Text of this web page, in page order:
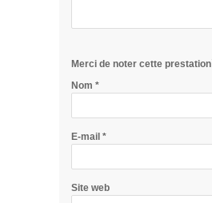
Merci de noter cette prestation
Nom *
E-mail *
Site web